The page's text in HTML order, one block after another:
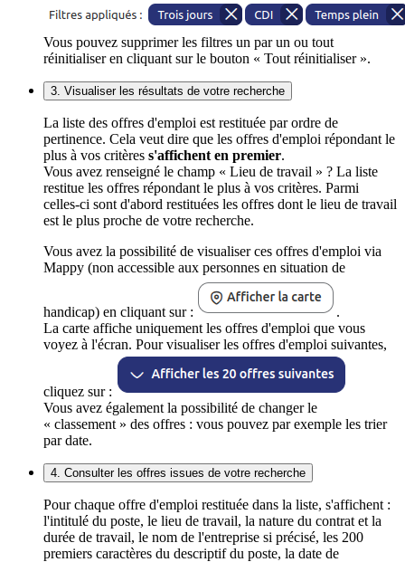
Vous pouvez supprimer les filtres un par un ou tout
réinitialiser en cliquant sur le bouton « Tout réinitialiser ».
3. Visualiser les résultats de votre recherche
La liste des offres d'emploi est restituée par ordre de
pertinence. Cela veut dire que les offres d'emploi répondant le
plus à vos critères s'affichent en premier.
Vous avez renseigné le champ « Lieu de travail » ? La liste
restitue les offres répondant le plus à vos critères. Parmi
celles-ci sont d'abord restituées les offres dont le lieu de travail
est le plus proche de votre recherche.
Vous avez la possibilité de visualiser ces offres d'emploi via
Mappy (non accessible aux personnes en situation de
handicap) en cliquant sur :
.
La carte affiche uniquement les offres d'emploi que vous
voyez à l'écran. Pour visualiser les offres d'emploi suivantes,
cliquez sur :
Vous avez également la possibilité de changer le
« classement » des offres : vous pouvez par exemple les trier
par date.
4. Consulter les offres issues de votre recherche
Pour chaque offre d'emploi restituée dans la liste, s'affichent :
l'intitulé du poste, le lieu de travail, la nature du contrat et la
durée de travail, le nom de l'entreprise si précisé, les 200
premiers caractères du descriptif du poste, la date de